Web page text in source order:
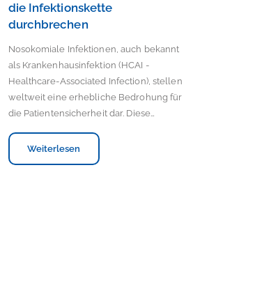
die Infektionskette
durchbrechen
Nosokomiale Infektionen, auch bekannt
als Krankenhausinfektion (HCAI -
Healthcare-Associated Infection), stellen
weltweit eine erhebliche Bedrohung für
die Patientensicherheit dar. Diese…
Weiterlesen